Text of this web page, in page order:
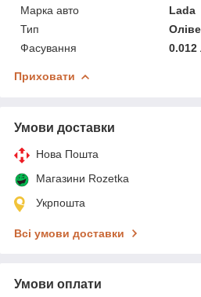
Марка авто
Lada
Тип
Фасування
0.012
Приховати
Умови доставки
Нова Пошта
Магазини Rozetka
Укрпошта
Всі умови доставки
Умови оплати